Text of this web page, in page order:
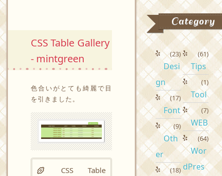
CSS Table Gallery
- mintgreen
色合いがとても綺麗で目
を引きました。
CSS Table
Category
Desi
gn
(23)
Font
(17)
Oth
er
(9)
(18)
Tips
(61)
Tool
(1)
WEB
(7)
Wor
dPres
(64)